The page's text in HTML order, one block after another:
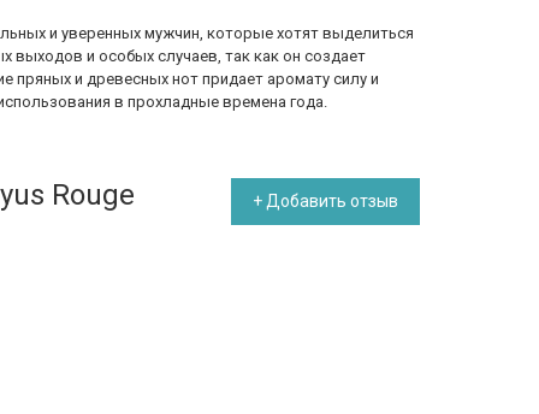
и уверенных мужчин, которые хотят выделиться
и особых случаев, так как он создает
пряных и древесных нот придает аромату силу и
в прохладные времена года.
Rouge + Добавить отзыв